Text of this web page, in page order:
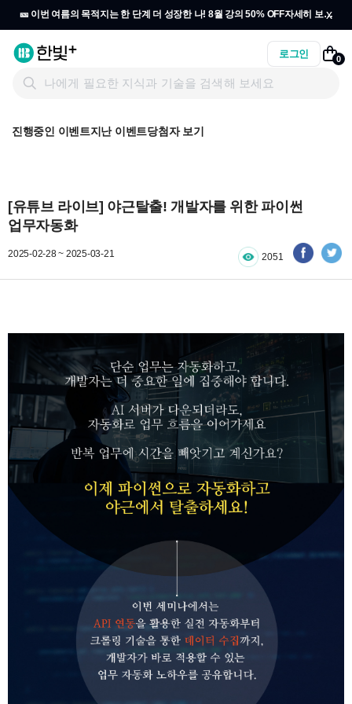
🎫 이번 여름의 목적지는 한 단계 더 성장한 나! 8월 강의 50% OFF자세히 보기
x
로그인 0
진행중인 이벤트지난 이벤트당첨자 보기
[유튜브 라이브] 야근탈출! 개발자를 위한 파이썬
업무자동화
2025-02-28 ~ 2025-03-21 2051